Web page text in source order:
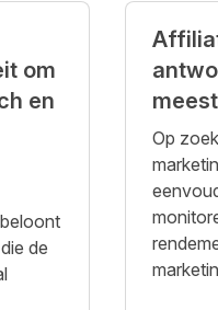
om
en
de
Op